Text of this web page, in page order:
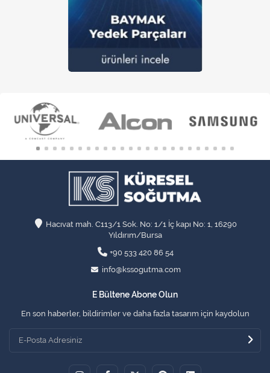
Hacıvat mah. C113/1 Sok. No: 1/1 İç kapı No: 1, 16290
Yıldırım/Bursa
+90 533 420 86 54
info@kssogutma.com
E Bültene Abone Olun
En son haberler, bildirimler ve daha fazla tasarım için kaydolun